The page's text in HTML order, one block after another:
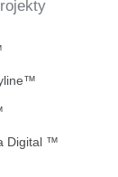
Digital ™